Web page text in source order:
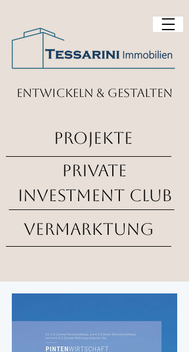
entwickeln & gestalten
projekte
Private
investment club
vermarktung